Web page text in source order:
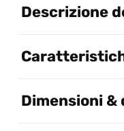
Descrizione
Dimensioni